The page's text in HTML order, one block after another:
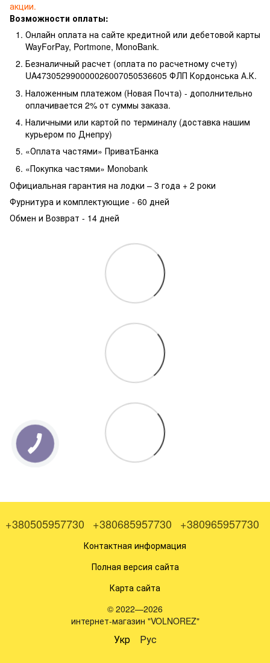
акции.
Возможности оплаты:
Онлайн оплата на сайте кредитной или дебетовой карты
WayForPay, Portmone, MonoBank.
Безналичный расчет (оплата по расчетному счету)
UA473052990000026007050536605 ФЛП Кордонська А.К.
Наложенным платежом (Новая Почта) - дополнительно
оплачивается 2% от суммы заказа.
Наличными или картой по терминалу (доставка нашим
курьером по Днепру)
«Оплата частями» ПриватБанка
«Покупка частями» Monobank
Официальная гарантия на лодки – 3 года + 2 роки
Фурнитура и комплектующие - 60 дней
Обмен и Возврат - 14 дней
+380505957730 +380685957730 +380965957730
Контактная информация
Полная версия сайта
Карта сайта
© 2022—2026
интернет-магазин "VOLNOREZ"
Укр Рус